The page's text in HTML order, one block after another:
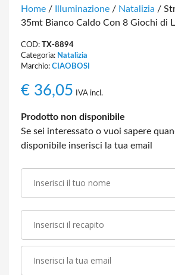
Home / Illuminazione / Natalizia /
35mt Bianco Caldo Con 8 Giochi di
COD: TX-8894
Categoria: Natalizia
Marchio: CIAOBOSI
€ 36,05 IVA incl.
Prodotto non disponibile
Se sei interessato o vuoi sapere
disponibile inserisci la tua email